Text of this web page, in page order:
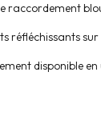
raccordement
réfléchissants
disponible